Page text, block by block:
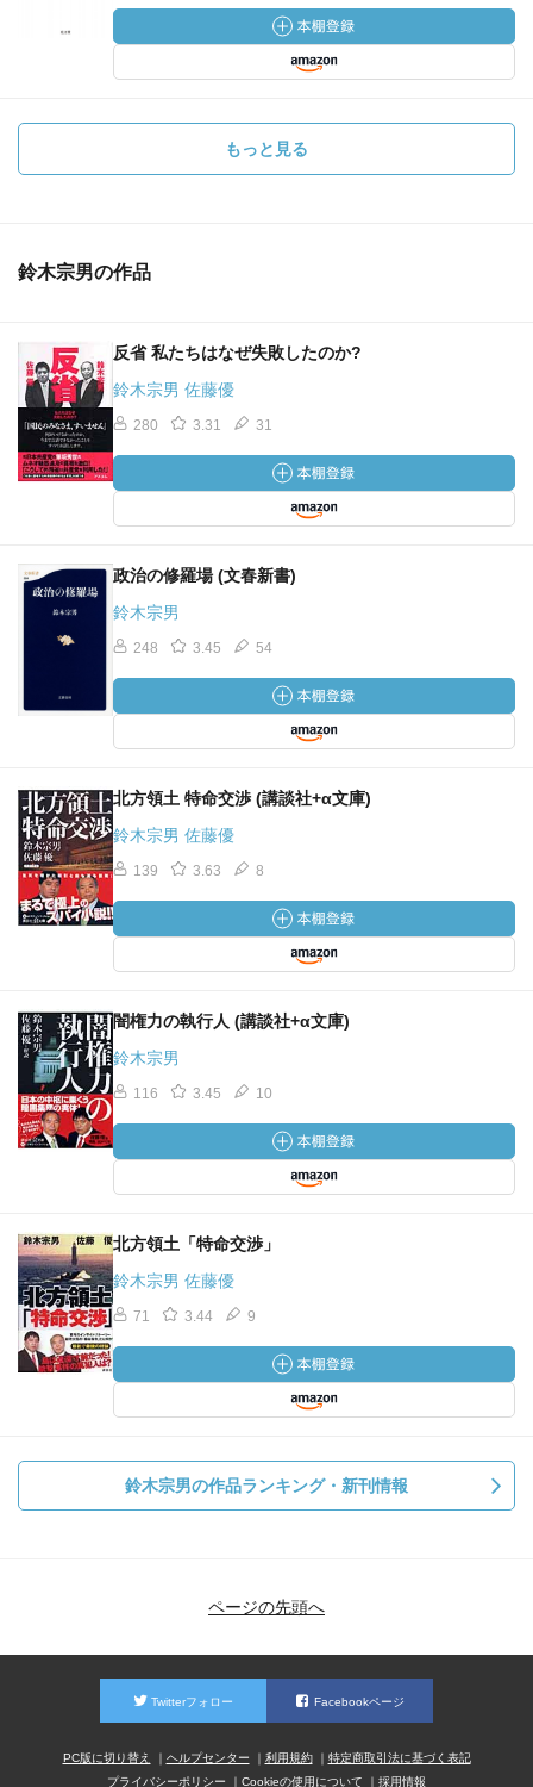
もっと見る
鈴木宗男の作品
反省 私たちはなぜ失敗したのか?
鈴木宗男 佐藤優
280 3.31 31
政治の修羅場 (文春新書)
鈴木宗男
248 3.45 54
北方領土 特命交渉 (講談社+α文庫)
鈴木宗男 佐藤優
139 3.63 8
闇権力の執行人 (講談社+α文庫)
鈴木宗男
116 3.45 10
北方領土「特命交渉」
鈴木宗男 佐藤優
71 3.44 9
鈴木宗男の作品ランキング・新刊情報
ページの先頭へ
Twitterフォロー Facebookページ
PC版に切り替え ヘルプセンター 利用規約
特定商取引法に基づく表記
プライバシーポリシー
Cookieの使用について 採用情報